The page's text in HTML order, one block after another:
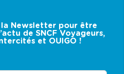
la Newsletter pour être
de SNCF Voyageurs,
et OUIGO !